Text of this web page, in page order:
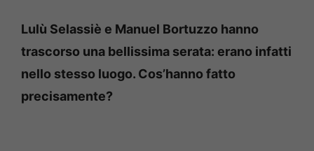
Lulù Selassiè e Manuel Bortuzzo hanno
trascorso una bellissima serata: erano infatti
nello stesso luogo. Cos’hanno fatto
precisamente?